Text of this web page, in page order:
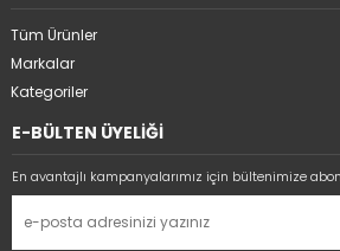
Tüm Ürünler
Markalar
Kategoriler
E-BÜLTEN ÜYELİĞİ
En avantajlı kampanyalarımız için bültenimize